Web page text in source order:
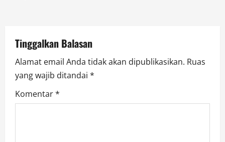
o
n
Tinggalkan Balasan
Alamat email Anda tidak akan dipublikasikan. Ruas
yang wajib ditandai *
Komentar*